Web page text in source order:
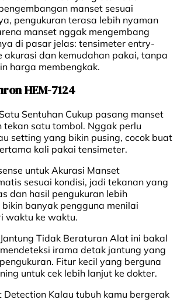
manset sesuai
pengukuran terasa lebih nyaman
manset nggak mengembang
di pasar jelas: tensimeter entry-
akurasi dan kemudahan pakai, tanpa
harga membengkak.
HEM-7124
Sentuhan Cukup pasang manset
satu tombol. Nggak perlu
setting yang bikin pusing, cocok buat
kali pakai tensimeter.
untuk Akurasi Manset
sesuai kondisi, jadi tekanan yang
dan hasil pengukuran lebih
bikin banyak pengguna menilai
waktu ke waktu.
Tidak Beraturan Alat ini bakal
irama detak jantung yang
Fitur kecil yang berguna
untuk cek lebih lanjut ke dokter.
Detection Kalau tubuh kamu bergerak